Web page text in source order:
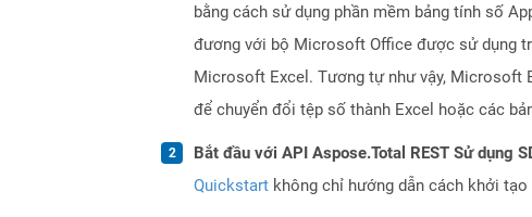
bằng cách sử dụng phần mềm bảng tính số
đương với bộ Microsoft Office được sử dụng
Microsoft Excel. Tương tự như vậy, Microsoft
để chuyển đổi tệp số thành Excel hoặc các
Bắt đầu với API Aspose.Total REST Sử dụng
Quickstart không chỉ hướng dẫn cách khởi